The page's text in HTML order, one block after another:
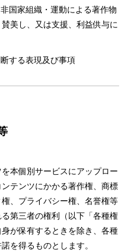
国家組織・運動による著作物
美し、⼜は⽀援、利益供与に
する表現及び事項
本個別サービスにアップロー
テンツにかかる著作権、商標
、プライバシー権、名誉権等
第三者の権利（以下「各種権
が保有するときを除き、各種
を得るものとします。